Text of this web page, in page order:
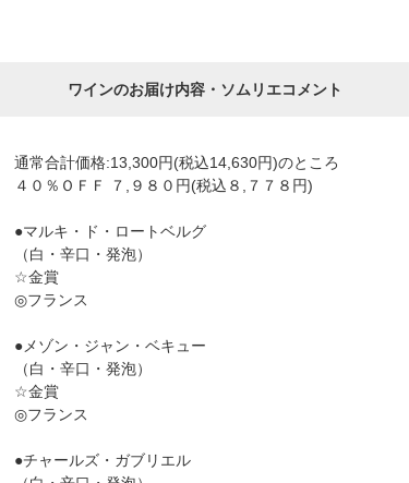
ワインのお届け内容・ソムリエコメント
通常合計価格:13,300円(税込14,630円)のところ
４０％ＯＦＦ ７,９８０円(税込８,７７８円)
●マルキ・ド・ロートベルグ
（白・辛口・発泡）
☆金賞
◎フランス
●メゾン・ジャン・ベキュー
（白・辛口・発泡）
☆金賞
◎フランス
●チャールズ・ガブリエル